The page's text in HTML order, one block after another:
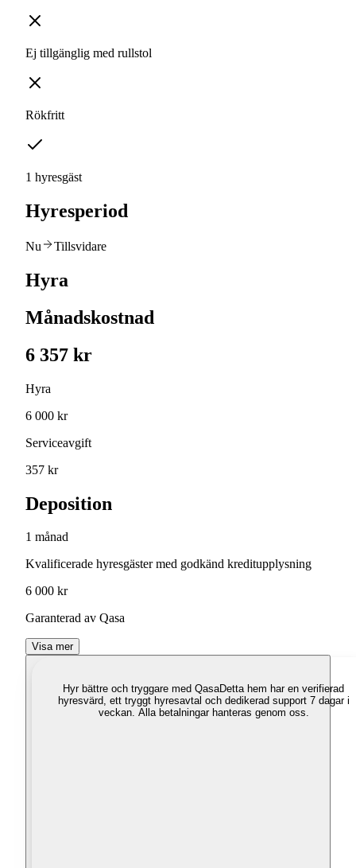
Ej tillgänglig med rullstol
Rökfritt
1 hyresgäst
Hyresperiod
Nu Tillsvidare
Hyra
Månadskostnad
6 357 kr
Hyra
6 000 kr
Serviceavgift
357 kr
Deposition
1 månad
Kvalificerade hyresgäster med godkänd kreditupplysning
6 000 kr
Garanterad av Qasa
Visa mer
Hyr bättre och tryggare med QasaDetta hem har en verifierad
hyresvärd, ett tryggt hyresavtal och dedikerad support 7 dagar i
veckan. Alla betalningar hanteras genom oss.